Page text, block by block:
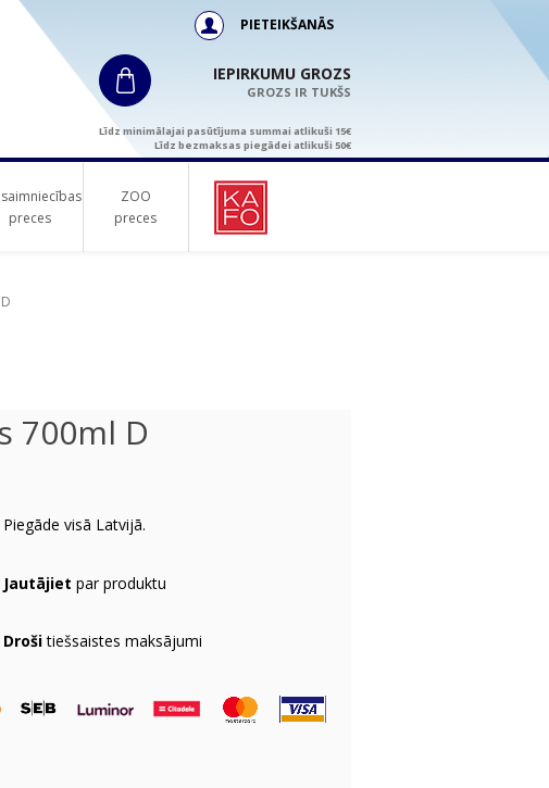
PIETEIKŠANĀS
IEPIRKUMU GROZS
GROZS IR TUKŠS
Līdz minimālajai pasūtījuma summai atlikuši 15€
Līdz bezmaksas piegādei atlikuši 50€
preces
ZOO
preces
700ml D
Piegāde visā Latvijā.
Jautājiet par produktu
Drošitiešsaistes maksājumi